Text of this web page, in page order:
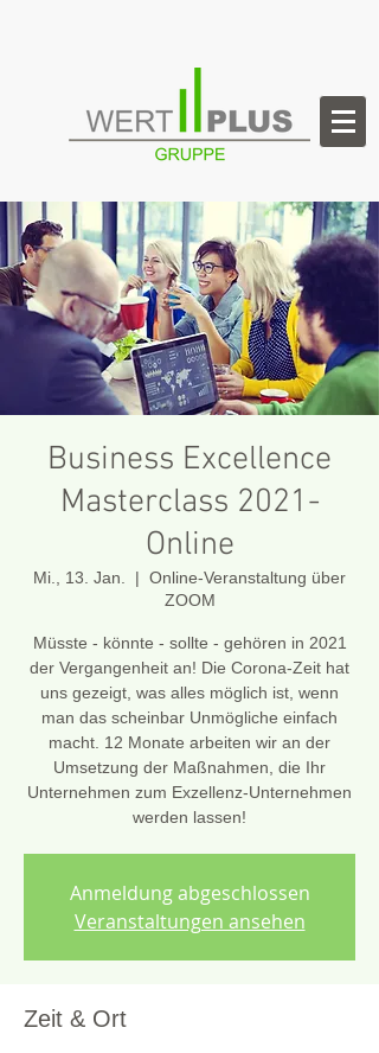
Business Excellence
Masterclass 2021-
Online
Mi., 13. Jan.
  |
Online-Veranstaltung über
ZOOM
Müsste - könnte - sollte - gehören in 2021
der Vergangenheit an! Die Corona-Zeit hat
uns gezeigt, was alles möglich ist, wenn
man das scheinbar Unmögliche einfach
macht. 12 Monate arbeiten wir an der
Umsetzung der Maßnahmen, die Ihr
Unternehmen zum Exzellenz-Unternehmen
Anmeldung abgeschlossen
Veranstaltungen ansehen
Zeit & Ort